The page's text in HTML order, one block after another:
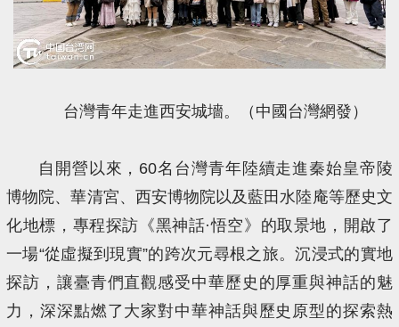
台灣青年走進西安城墻。（中國台灣網發）
自開營以來，60名台灣青年陸續走進秦始皇帝陵
博物院、華清宮、西安博物院以及藍田水陸庵等歷史文
化地標，專程探訪《黑神話·悟空》的取景地，開啟了
一場“從虛擬到現實”的跨次元尋根之旅。沉浸式的實地
探訪，讓臺青們直觀感受中華歷史的厚重與神話的魅
力，深深點燃了大家對中華神話與歷史原型的探索熱